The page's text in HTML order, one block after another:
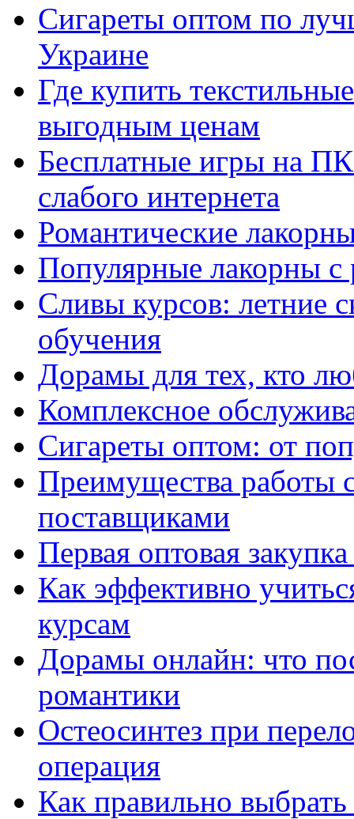
Сигареты оптом по
Украине
Где купить
выгодным ценам
Бесплатные игры на
слабого интернета
Романтические
Популярные лакорны с
Сливы курсов: летние
обучения
Дорамы для тех, кто
Комплексное
Сигареты оптом: от
Преимущества работы
поставщиками
Первая оптовая
Как эффективно
курсам
Дорамы онлайн: что
романтики
Остеосинтез при
операция
Как правильно